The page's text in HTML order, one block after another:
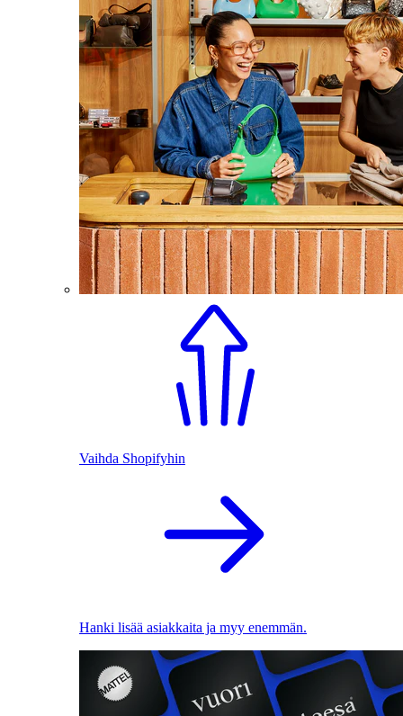
Vaihda Shopifyhin
Hanki lisää asiakkaita ja myy enemmän.